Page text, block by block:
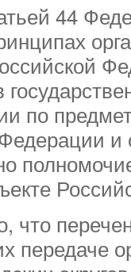
44
по
и
что
передаче